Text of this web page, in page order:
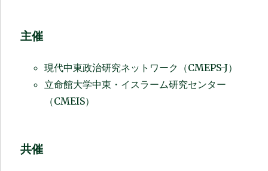
主催
現代中東政治研究ネットワーク（CMEPS-J）
立命館大学中東・イスラーム研究センター
（CMEIS）
共催